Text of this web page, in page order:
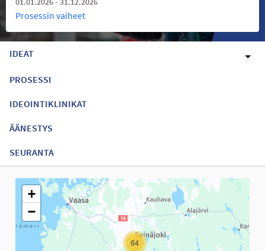
Prosessin vaiheet
IDEAT
PROSESSI
IDEOINTIKLINIKAT
ÄÄNESTYS
SEURANTA
Seuraavassa elementissä on kartta, joka esittää tämän
64
+
−